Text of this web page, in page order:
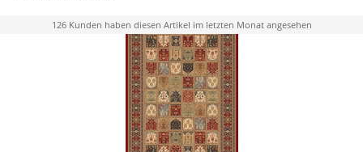
126 Kunden haben diesen Artikel im letzten Monat angesehen